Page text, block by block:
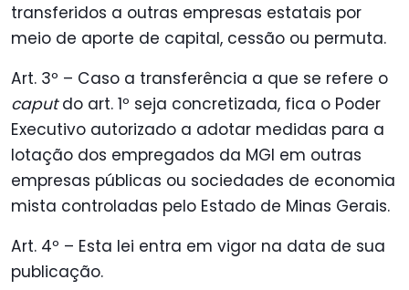
transferidos a outras empresas estatais por
meio de aporte de capital, cessão ou permuta.
Art. 3º – Caso a transferência a que se refere o
caputdo art. 1º seja concretizada, fica o Poder
Executivo autorizado a adotar medidas para a
lotação dos empregados da MGI em outras
empresas públicas ou sociedades de economia
mista controladas pelo Estado de Minas Gerais.
Art. 4º – Esta lei entra em vigor na data de sua
publicação.